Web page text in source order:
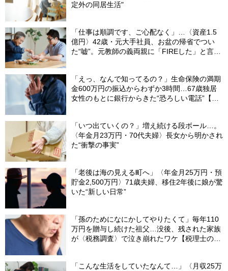
定外の同居生活"
「仕事は順調です、ご心配なく」…〈資産1.5
億円〉42歳・元大手社員、お盆の帰省でつい
た“嘘”。元教師の義両親に「FIREした」と言え
「えっ、なんで知ってるの？」生命保険の満期
金600万円の振込からわずか3時間…67歳独居
女性のもとに銀行からきた“恐ろしい電話”【FP
「いつ出ていくの？」増え続ける段ボール…。
〈年金月23万円・70代夫婦〉長女から明かされ
た“衝撃の事実”
「老後は海の見える町へ」〈年金月25万円・預
貯金2,500万円〉71歳夫婦、移住2年後に娘が驚
いた“新しい日常”
「孫のためになにかしてやりたくて」毎年110
万円を贈与し続けた祖父…没後、残された家族
が〈税務調査〉で泣き崩れたワケ【税理士の助
「こんな生活をしていたなんて…」〈月収25万